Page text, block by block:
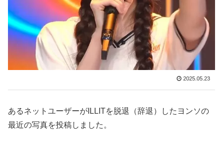
2025.05.23
あるネットユーザーがILLITを脱退（辞退）したヨンソの
最近の写真を投稿しました。